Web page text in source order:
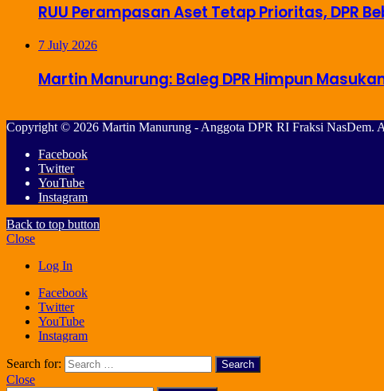
RUU Perampasan Aset Tetap Prioritas, DPR
7 July 2026
Martin Manurung: Baleg DPR Himpun
Copyright © 2026 Martin Manurung - Anggota DPR RI Fraksi NasDem.
Facebook
Twitter
YouTube
Instagram
Back to top button
Close
Log In
Facebook
Twitter
YouTube
Instagram
Search for:
Close